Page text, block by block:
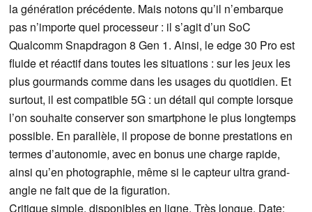
la génération précédente. Mais notons qu’il n’embarque
pas n’importe quel processeur : il s’agit d’un SoC
Qualcomm Snapdragon 8 Gen 1. Ainsi, le edge 30 Pro est
fluide et réactif dans toutes les situations : sur les jeux les
plus gourmands comme dans les usages du quotidien. Et
surtout, il est compatible 5G : un détail qui compte lorsque
l’on souhaite conserver son smartphone le plus longtemps
possible. En parallèle, il propose de bonne prestations en
termes d’autonomie, avec en bonus une charge rapide,
ainsi qu’en photographie, même si le capteur ultra grand-
angle ne fait que de la figuration.
Critique simple, disponibles en ligne, Très longue, Date: